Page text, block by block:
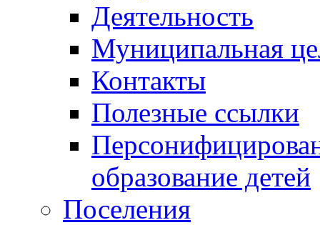
Деятельность
Муниципальная
Контакты
Полезные ссылки
образование детей
Поселения